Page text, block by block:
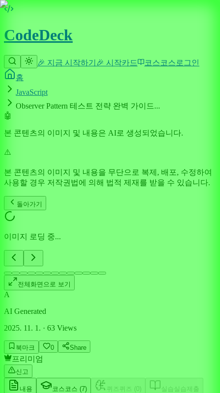
CodeDeck
🎉 지금 시작하기 🎉 시작카드 코스코스 로그인
홈
JavaScript
Observer Pattern 테스트 전략 완벽 가이드...
🤖
본 콘텐츠의 이미지 및 내용은 AI로 생성되었습니다.
⚠️
본 콘텐츠의 이미지 및 내용을 무단으로 복제, 배포, 수정하여
사용할 경우 저작권법에 의해 법적 제재를 받을 수 있습니다.
돌아가기
이미지 로딩 중...
전체화면으로 보기
A
AI Generated
2025. 11. 1. · 63 Views
북마크 0 Share
프리미엄
신고
내용 코스 코스 (7) 퀴즈 퀴즈 (0 ) 실습실습제출